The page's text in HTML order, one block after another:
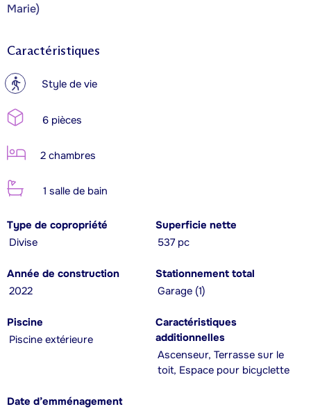
Marie)
Caractéristiques
? Style de vie
6 pièces
2 chambres
1 salle de bain
Type de copropriété
Divise
Superficie nette
537 pc
Année de construction
2022
Stationnement total
Garage (1)
Piscine
Piscine extérieure
Caractéristiques
additionnelles
Ascenseur, Terrasse sur le
toit, Espace pour bicyclette
Date d’emménagement